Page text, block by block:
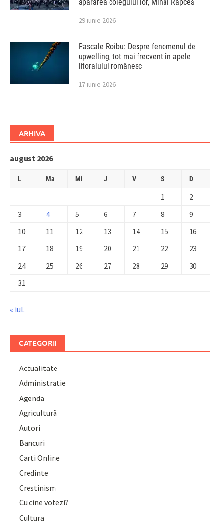
apărarea colegului lor, Mihai Rapcea
29 iunie 2026
Pascale Roibu: Despre fenomenul de
upwelling, tot mai frecvent în apele
litoralului românesc
17 iunie 2026
ARHIVA
august 2026
L Ma Mi J V S D
1
2
3
4 5 6 7 8
9
10
11 12 13 14 15
16
17
18 19 20 21 22
23
24
25 26 27 28 29
30
31
« iul.
CATEGORII
Actualitate
Administratie
Agenda
Agricultură
Autori
Bancuri
Carti Online
Credinte
Crestinism
Cu cine votezi?
Cultura